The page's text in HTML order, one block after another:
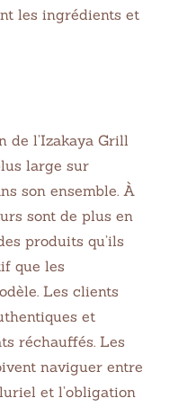
les ingrédients et
de l’Izakaya Grill
large sur
son ensemble. À
sont de plus en
produits qu’ils
que les
Les clients
et
réchauffés. Les
naviguer entre
et l’obligation